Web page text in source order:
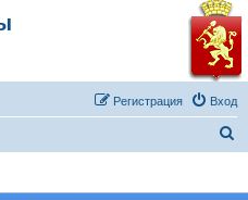
Вход
Регистрация